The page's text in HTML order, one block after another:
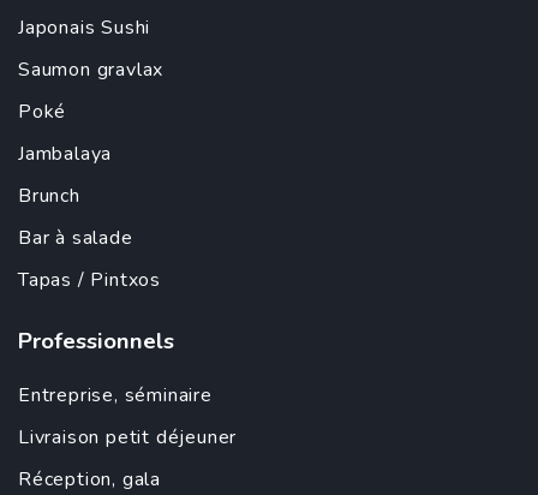
JaponaisSushi
Saumon gravlax
Poké
Jambalaya
Brunch
Bar à salade
Tapas / Pintxos
Professionnels
Entreprise, séminaire
Livraison petit déjeuner
Réception, gala